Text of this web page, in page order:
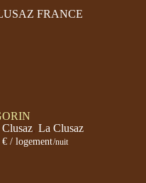
FRANCE
, La Clusaz
/ logement/nuit